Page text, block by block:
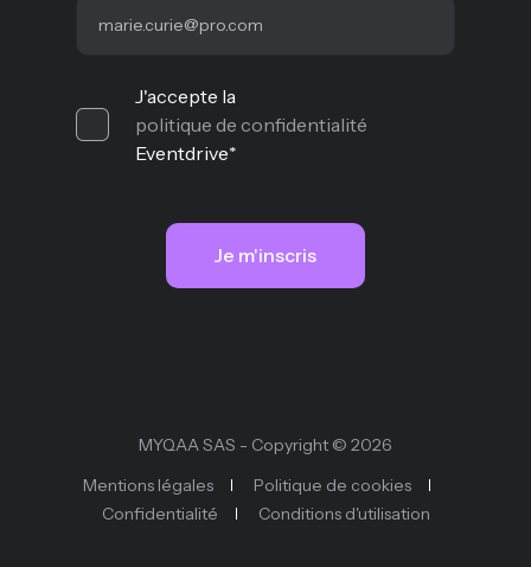
J'accepte la
politique de confidentialité
Eventdrive*
MYQAA SAS - Copyright © 2026
Mentions légales
Politique de cookies
Confidentialité
Conditions d'utilisation